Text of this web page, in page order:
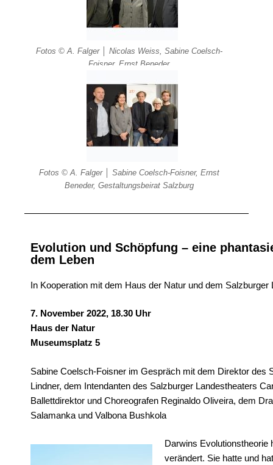
Fotos © A. Falger │ Nicolas Weiss, Sabine Coelsch-
Foisner, Ernst Beneder
Fotos © A. Falger │ Sabine Coelsch-Foisner, Ernst
Beneder, Gestaltungsbeirat Salzburg
Evolution und Schöpfung – eine
dem Leben
In Kooperation mit dem Haus der Natur und dem Salzburger
7. November 2022, 18.30 Uhr
Haus der Natur
Museumsplatz 5
Sabine Coelsch-Foisner im Gespräch mit dem Direktor des
Lindner, dem Intendanten des Salzburger Landestheaters
Ballettdirektor und Choreografen Reginaldo Oliveira, dem
Salamanka und Valbona Bushkola
Darwins Evolutionstheorie
verändert. Sie hatte und